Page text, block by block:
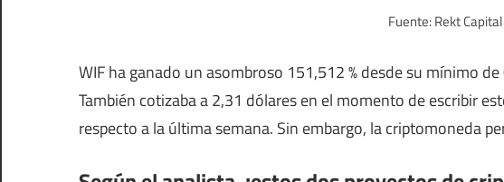
Fuente: Rekt Capital
WIF ha ganado un asombroso 151,512 % desde su mínimo
También cotizaba a 2,31 dólares en el momento de escribir
respecto a la última semana. Sin embargo, la criptomoneda